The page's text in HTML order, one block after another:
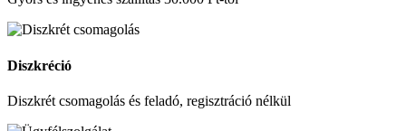
Diszkréció
Diszkrét csomagolás és feladó, regisztráció nélkül